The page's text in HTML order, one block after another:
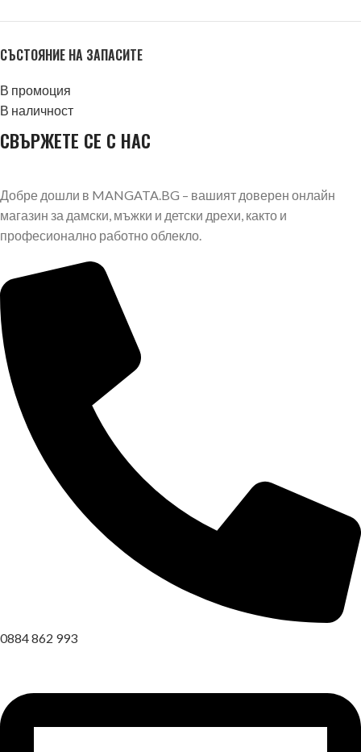
СЪСТОЯНИЕ НА ЗАПАСИТЕ
В промоция
В наличност
СВЪРЖЕТЕ СЕ С НАС
Добре дошли в MANGATA.BG – вашият доверен онлайн
магазин за дамски, мъжки и детски дрехи, както и
професионално работно облекло.
0884 862 993